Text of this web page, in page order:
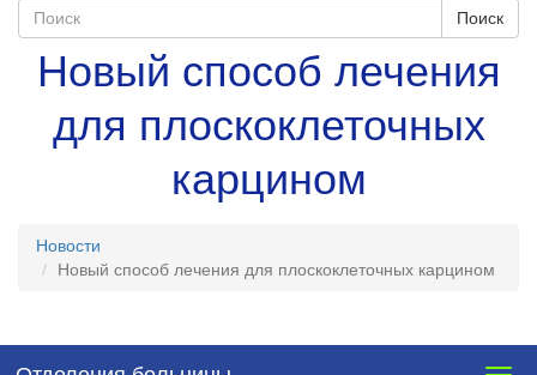
Новый способ лечения
для плоскоклеточных
карцином
Новости
Новый способ лечения для плоскоклеточных карцином